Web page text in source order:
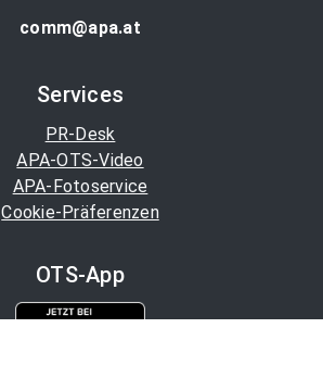
comm@apa.at
Services
PR-Desk
APA-OTS-Video
APA-Fotoservice
Cookie-Präferenzen
OTS-App